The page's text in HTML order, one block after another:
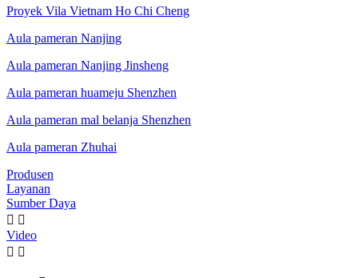
Proyek Vila Vietnam Ho Chi Cheng
Aula pameran Nanjing
Aula pameran Nanjing Jinsheng
Aula pameran huameju Shenzhen
Aula pameran mal belanja Shenzhen
Aula pameran Zhuhai
Produsen
Layanan
Sumber Daya
 
Video
 